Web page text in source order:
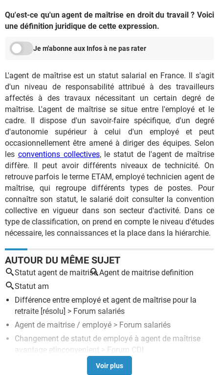
Qu'est-ce qu'un agent de maîtrise en droit du travail ? Voici
une définition juridique de cette expression.
Je m'abonne aux Infos à ne pas rater
L'agent de maîtrise est un statut salarial en France. Il s'agit
d'un niveau de responsabilité attribué à des travailleurs
affectés à des travaux nécessitant un certain degré de
maîtrise. L'agent de maîtrise se situe entre l'employé et le
cadre. Il dispose d'un savoir-faire spécifique, d'un degré
d'autonomie supérieur à celui d'un employé et peut
occasionnellement être amené à diriger des équipes. Selon
les conventions collectives, le statut de l'agent de maîtrise
diffère. Il peut avoir différents niveaux de technicité. On
retrouve parfois le terme ETAM, employé technicien agent de
maîtrise, qui regroupe différents types de postes. Pour
connaître son statut, le salarié doit consulter la convention
collective en vigueur dans son secteur d'activité. Dans ce
type de classification, on prend en compte le niveau d'études
nécessaire, les connaissances et la place dans la hiérarchie.
AUTOUR DU MÊME SUJET
Statut agent de maitrise Agent de maitrise definition
Statut am
Différence entre employé et agent de maîtrise pour la
retraite [résolu] > Forum salariés
Agent de maitrise / employé > Forum salariés
Changement de statut de employé à agent de maîtrise
avantage etinconvenient > Forum CDI
Statuts d'association loi 1901 : modèle gratuit en Word